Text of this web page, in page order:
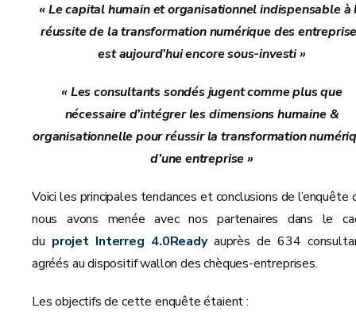
« Le capital humain et organisationnel indispensable à
réussite de la transformation numérique des
est aujourd’hui encore sous-investi »
« Les consultants sondés jugent comme plus que
nécessaire d’intégrer les dimensions humaine &
organisationnelle pour réussir la transformation
d’une entreprise »
Voici les principales tendances et conclusions de l’enquête
nous avons menée avec nos partenaires dans le
du projet Interreg 4.0Ready auprès de 634
agréés au dispositif wallon des chèques-entreprises.
Les objectifs de cette enquête étaient :